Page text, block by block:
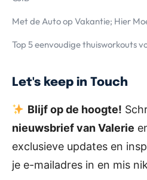
Met de Auto op Vakantie; Hier
Top 5 eenvoudige thuisworkouts
Let's keep in Touch
Blijf op de hoogte!
nieuwsbrief van Valerie
exclusieve updates en
je e-mailadres in en mis